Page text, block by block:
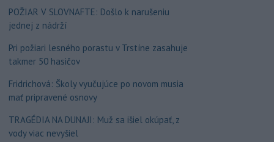
POŽIAR V SLOVNAFTE: Došlo k narušeniu
jednej z nádrží
Pri požiari lesného porastu v Trstíne zasahuje
takmer 50 hasičov
Fridrichová: Školy vyučujúce po novom musia
mať pripravené osnovy
TRAGÉDIA NA DUNAJI: Muž sa išiel okúpať, z
vody viac nevyšiel